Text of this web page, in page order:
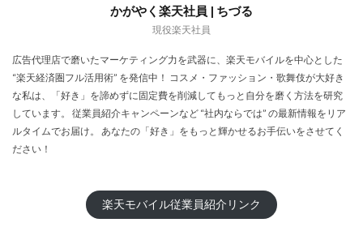
かがやく楽天社員 | ちづる
現役楽天社員
広告代理店で磨いたマーケティング力を武器に、楽天モバイルを中心とした
“楽天経済圏フル活用術” を発信中！ コスメ・ファッション・歌舞伎が大好き
な私は、「好き」を諦めずに固定費を削減してもっと自分を磨く方法を研究
しています。 従業員紹介キャンペーンなど “社内ならでは” の最新情報をリア
ルタイムでお届け。 あなたの「好き」をもっと輝かせるお手伝いをさせてく
ださい！
楽天モバイル従業員紹介リンク